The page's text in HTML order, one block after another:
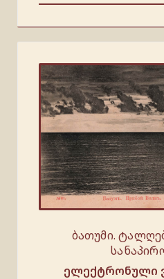
ბათუმი.
ელექტრონული